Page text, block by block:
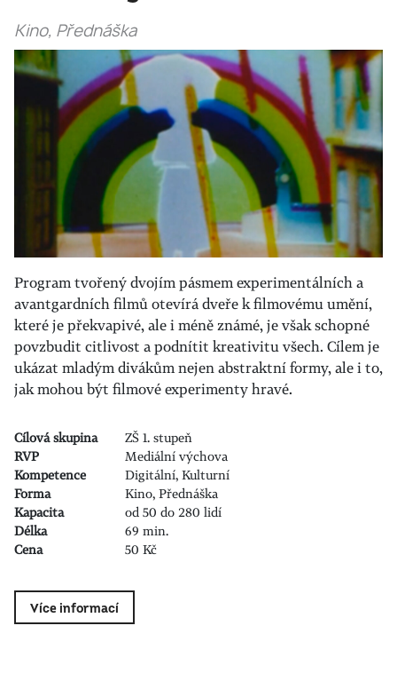
Kino, Přednáška
Program tvořený dvojím pásmem experimentálních a
avantgardních filmů otevírá dveře k filmovému umění,
které je překvapivé, ale i méně známé, je však schopné
povzbudit citlivost a podnítit kreativitu všech. Cílem je
ukázat mladým divákům nejen abstraktní formy, ale i to,
jak mohou být filmové experimenty hravé.
Cílová skupina
ZŠ 1. stupeň
RVP
Mediální výchova
Kompetence
Digitální, Kulturní
Forma
Kino, Přednáška
Kapacita
od 50 do 280 lidí
Délka
69 min.
Cena
50 Kč
Více informací